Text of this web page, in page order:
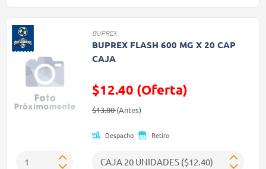
BUPREX
BUPREX FLASH 600 MG X 20 CAP
CAJA
$12.40 (Oferta)
Precio reducido de
$13.00(Antes)(Oferta)
Despacho Retiro